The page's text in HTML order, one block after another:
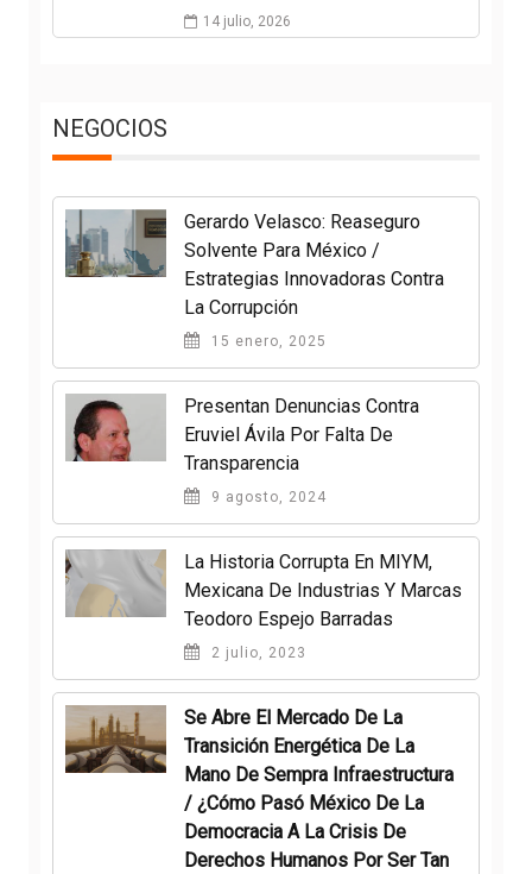
14 julio, 2026
NEGOCIOS
Gerardo Velasco: Reaseguro
Solvente Para México /
Estrategias Innovadoras Contra
La Corrupción
15 enero, 2025
Presentan Denuncias Contra
Eruviel Ávila Por Falta De
Transparencia
9 agosto, 2024
La Historia Corrupta En MIYM,
Mexicana De Industrias Y Marcas
Teodoro Espejo Barradas
2 julio, 2023
Se Abre El Mercado De La
Transición Energética De La
Mano De Sempra Infraestructura
/ ¿Cómo Pasó México De La
Democracia A La Crisis De
Derechos Humanos Por Ser Tan